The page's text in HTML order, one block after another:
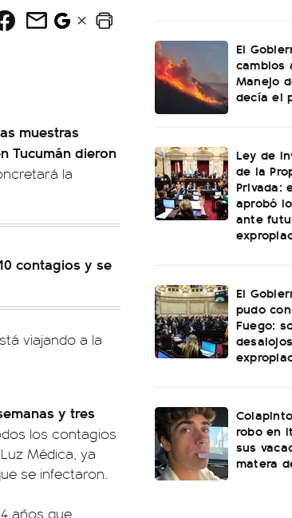
muestras
Tucumán dieron
la
contagios y se
viajando a la
y tres
los contagios
Médica, ya
se infectaron.
años que
El
cambios
Manejo
decía el
Ley de
de la
Privada:
aprobó
ante
El
pudo
Fuego:
robo en
sus
matera